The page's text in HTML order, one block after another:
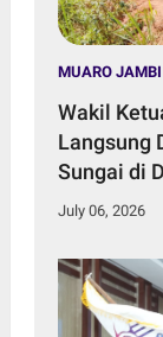
MUARO JAMBI
Wakil
Langsung
Sungai di
July 06, 2026